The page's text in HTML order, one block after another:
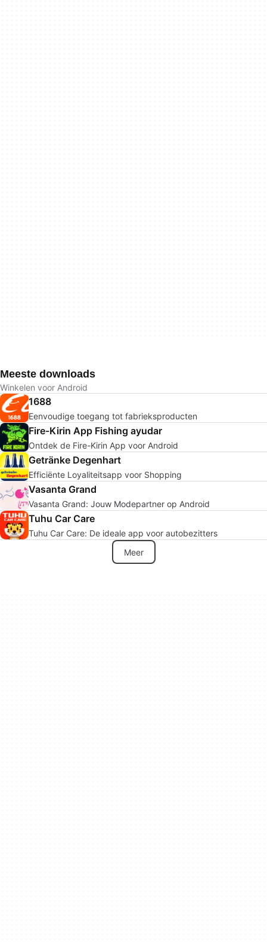
Meeste downloads
Winkelen voor Android
1688
Eenvoudige toegang tot fabrieksproducten
Fire-Kirin App Fishing ayudar
Ontdek de Fire-Kirin App voor Android
Getränke Degenhart
Efficiënte Loyaliteitsapp voor Shopping
Vasanta Grand
Vasanta Grand: Jouw Modepartner op Android
Tuhu Car Care
Tuhu Car Care: De ideale app voor autobezitters
Meer